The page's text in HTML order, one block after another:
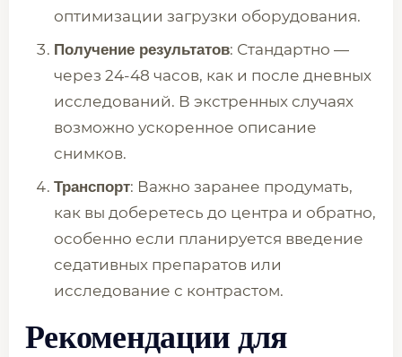
оптимизации загрузки оборудования.
Получение результатов: Стандартно —
через 24-48 часов, как и после дневных
исследований. В экстренных случаях
возможно ускоренное описание
снимков.
Транспорт: Важно заранее продумать,
как вы доберетесь до центра и обратно,
особенно если планируется введение
седативных препаратов или
исследование с контрастом.
Рекомендации для